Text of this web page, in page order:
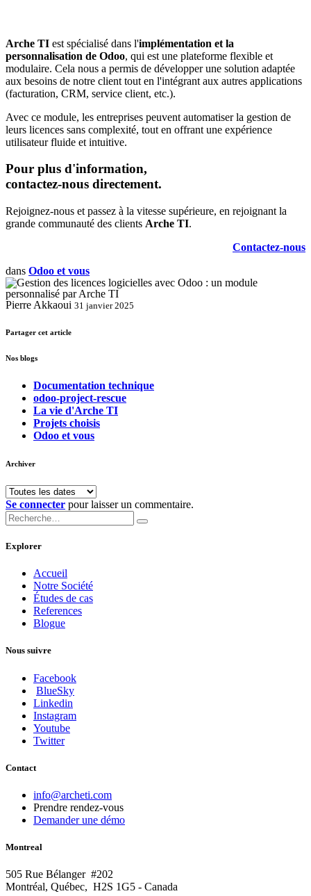
Arche TI est spécialisé dans l'implémentation et la
personnalisation de Odoo, qui est une plateforme flexible et
modulaire. Cela nous a permis de développer une solution adaptée
aux besoins de notre client tout en l'intégrant aux autres applications
(facturation, CRM, service client, etc.).
Avec ce module, les entreprises peuvent automatiser la gestion de
leurs licences sans complexité, tout en offrant une expérience
utilisateur fluide et intuitive.
Pour plus d'information,
contactez-nous directement.
Rejoignez-nous et passez à la vitesse supérieure, en rejoignant la
grande communauté des clients Arche TI.
Contactez-nous
dans Odoo et vous
Pierre Akkaoui 31 janvier 2025
Partager cet article
Nos blogs
Documentation technique
odoo-project-rescue
La vie d'Arche TI
Projets choisis
Odoo et vous
Archiver
Se connecter pour laisser un commentaire.
Explorer
Accueil
Notre Société
Études de cas
References
Blogue
Nous suivre
Facebook
BlueSky
Linkedin
Instagram
Youtube
Twitter
Contact
info@archeti.com
Prendre rendez-vous
Demander une démo
Montreal
505 Rue Bélanger #202
Montréal, Québec, H2S 1G5 - Canada